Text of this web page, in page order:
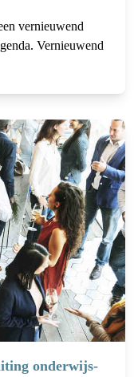
vernieuwend
Vernieuwend
onderwijs-